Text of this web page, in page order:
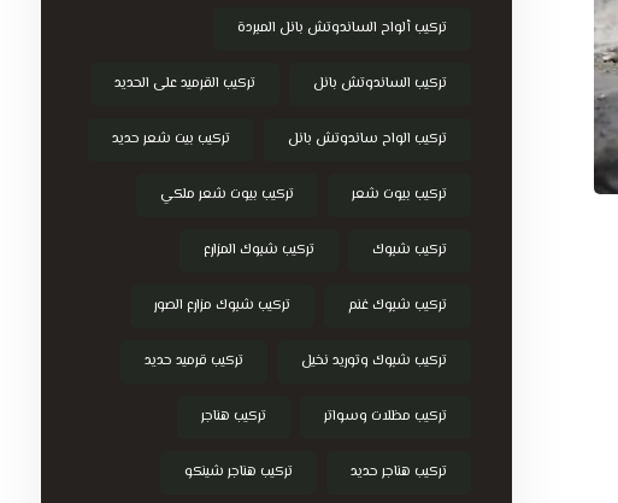
تركيب ألواح الساندوتش بانل المبردة
تركيب الساندوتش بانل تركيب القرميد على الحديد
تركيب الواح ساندوتش بانل تركيب بيت شعر حديد
تركيب بيوت شعر تركيب بيوت شعر ملكي
تركيب شبوك تركيب شبوك المزارع
تركيب شبوك غنم تركيب شبوك مزارع الصور
تركيب شبوك وتوريد نخيل تركيب قرميد حديد
تركيب مظلات وسواتر تركيب هناجر
تركيب هناجر حديد تركيب هناجر شينكو